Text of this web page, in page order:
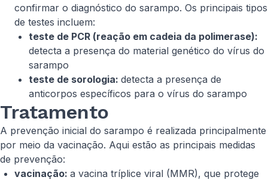
confirmar o diagnóstico do sarampo. Os principais tipos
de testes incluem:
teste de PCR (reação em cadeia da polimerase):
detecta a presença do material genético do vírus do
sarampo
teste de sorologia: detecta a presença de
anticorpos específicos para o vírus do sarampo
Tratamento
A prevenção inicial do sarampo é realizada principalmente
por meio da vacinação. Aqui estão as principais medidas
de prevenção:
vacinação: a vacina tríplice viral (MMR), que protege